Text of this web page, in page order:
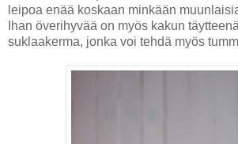
leipoa enää koskaan minkään
Ihan överihyvää on myös kakun
suklaakerma, jonka voi tehdä myös